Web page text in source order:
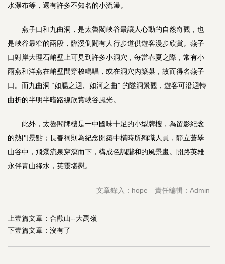
水瀑布等，還有許多不知名的小流瀑。
燕子口和九曲洞，是太魯閣峽谷最讓人心動的自然奇觀，也
是峽谷最窄的兩段，臨溪側闢有人行步道供遊客漫步欣賞。燕子
口對岸大理石峭壁上可見到許多小洞穴，每當春夏之際，常有小
雨燕和洋燕在峭壁間穿梭鳴唱，或在洞穴內築巢，故而得名燕子
口。而九曲洞 “如腸之迴、如河之曲” 的隧洞景觀，遊客可沿迴轉
曲折的半明半暗路線欣賞峽谷風光。
此外，太魯閣牌樓是一中國味十足的小型牌樓，為留影紀念
的熱門景點；長春祠則為紀念開築中橫時所殉職人員，靜立蒼翠
山谷中，飛瀑流泉穿瀉而下，構成色調諧和的風景畫。開路英雄
永伴青山綠水，英靈堪慰。
文章錄入：hope 責任編輯：Admin
上壹篇文章： 合歡山--大禹嶺
下壹篇文章：沒有了